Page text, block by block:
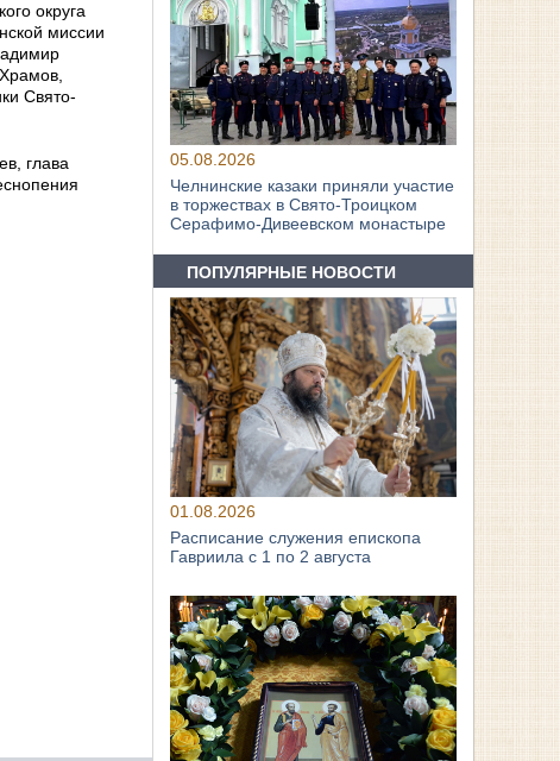
округа
миссии
Свято-
глава
05.08.2026
Челнинские казаки приняли участие
в торжествах в Свято‑Троицком
Серафимо‑Дивеевском монастыре
ПОПУЛЯРНЫЕ НОВОСТИ
01.08.2026
Расписание служения епископа
Гавриила с 1 по 2 августа